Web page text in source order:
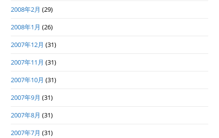
2008年2月 (29)
2008年1月 (26)
2007年12月 (31)
2007年11月 (31)
2007年10月 (31)
2007年9月 (31)
2007年8月 (31)
2007年7月 (31)